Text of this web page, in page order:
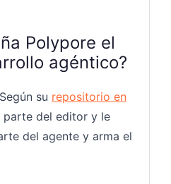
Polypore el
agéntico?
su repositorio en
parte del editor y le
del agente y arma el